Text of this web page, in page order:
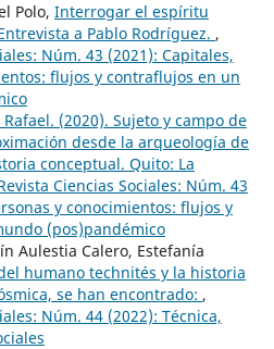
Polo, Interrogar el espíritu
a Pablo Rodríguez. ,
Núm. 43 (2021): Capitales,
flujos y contraflujos en un
Rafael. (2020). Sujeto y campo de
desde la arqueología de
conceptual. Quito: La
Ciencias Sociales: Núm. 43
y conocimientos: flujos y
(pos)pandémico
Aulestia Calero, Estefanía
humano technités y la historia
se han encontrado: ,
Núm. 44 (2022): Técnica,